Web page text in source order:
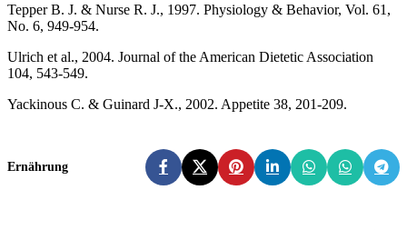
Tepper B. J. & Nurse R. J., 1997. Physiology & Behavior, Vol. 61,
No. 6, 949-954.
Ulrich et al., 2004. Journal of the American Dietetic Association
104, 543-549.
Yackinous C. & Guinard J-X., 2002. Appetite 38, 201-209.
Ernährung